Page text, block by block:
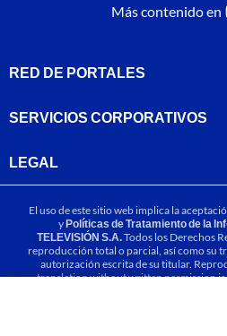
Más contenido en
RED DE PORTALES
SERVICIOS CORPORATIVOS
LEGAL
El uso de este sitio web implica la
yPolíticas de Tratamiento de la
TELEVISIÓN S.A.Todos los Derechos
reproducción total o parcial, así como su
autorización escrita de su titular.
translation without written permission